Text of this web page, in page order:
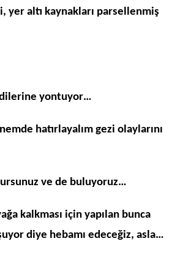
yer altı kaynakları parsellenmiş
yontuyor…
hatırlayalım gezi olaylarını
ve de buluyoruz…
kalkması için yapılan bunca
diye hebamı edeceğiz, asla…